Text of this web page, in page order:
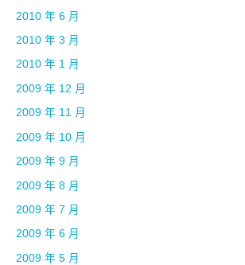
2010 年 6 月
2010 年 3 月
2010 年 1 月
2009 年 12 月
2009 年 11 月
2009 年 10 月
2009 年 9 月
2009 年 8 月
2009 年 7 月
2009 年 6 月
2009 年 5 月